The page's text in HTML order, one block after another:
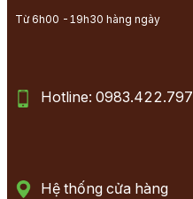
Từ 6h00 -19h30 hàng ngày
Hotline: 0983.422.797
Hệ thống cửa hàng